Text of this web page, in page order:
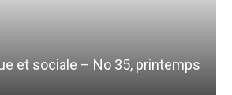
et sociale – No 35, printemps